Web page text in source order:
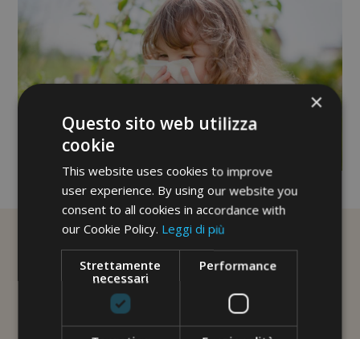
No image description ...
×
Questo sito web utilizza
cookie
This website uses cookies to improve
user experience. By using our website you
consent to all cookies in accordance with
our Cookie Policy. Leggi di più
Strettamente
necessari
Performance